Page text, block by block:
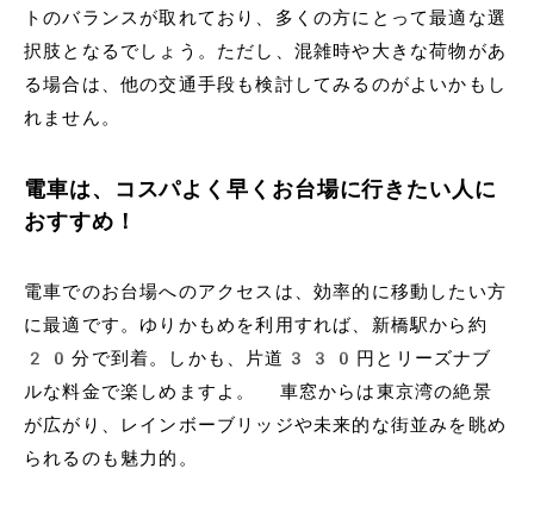
トのバランスが取れており、多くの方にとって最適な選
択肢となるでしょう。ただし、混雑時や大きな荷物があ
る場合は、他の交通手段も検討してみるのがよいかもし
れません。
電車は、コスパよく早くお台場に行きたい人に
おすすめ！
電車でのお台場へのアクセスは、効率的に移動したい方
に最適です。ゆりかもめを利用すれば、新橋駅から約
20分で到着。しかも、片道330円とリーズナブ
ルな料金で楽しめますよ。 車窓からは東京湾の絶景
が広がり、レインボーブリッジや未来的な街並みを眺め
られるのも魅力的。